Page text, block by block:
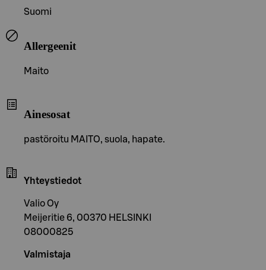
Suomi
Allergeenit
Maito
Ainesosat
pastöroitu MAITO, suola, hapate.
Yhteystiedot
Valio Oy
Meijeritie 6, 00370 HELSINKI
08000825
Valmistaja